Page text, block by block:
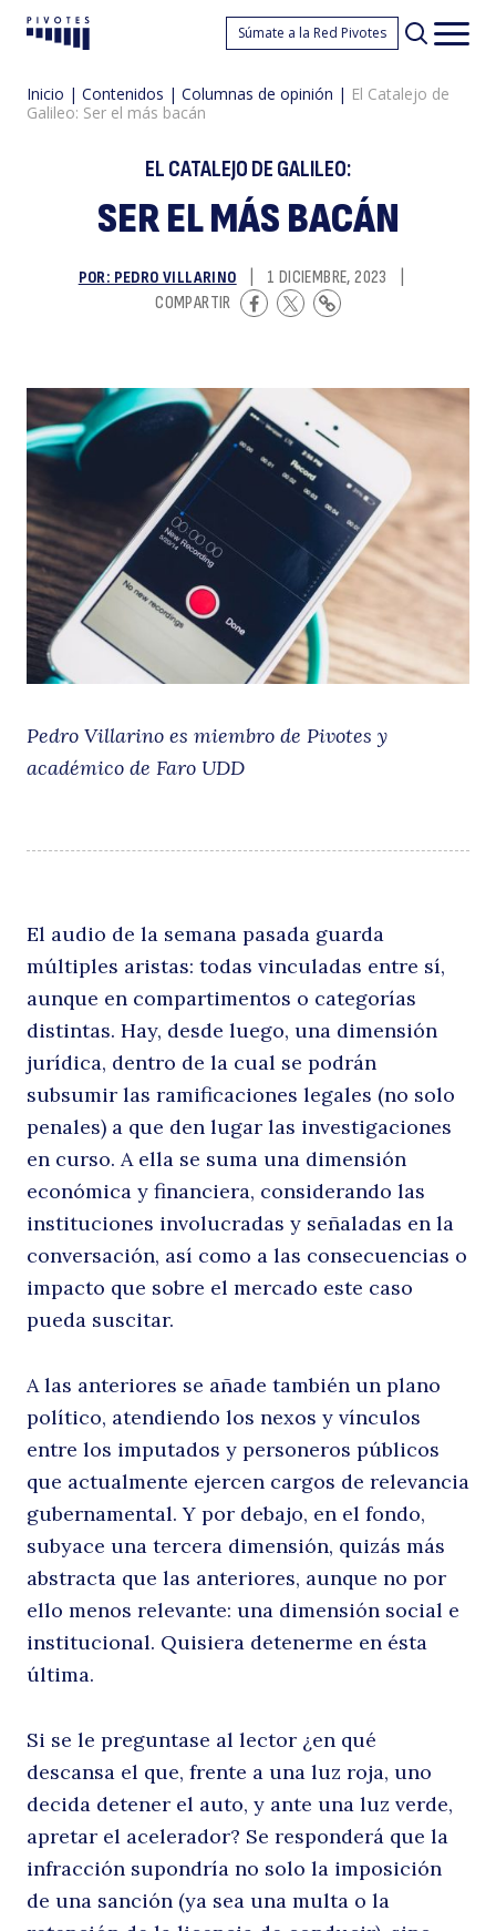
El
el
Pivotes Súmate a la Red Pivotes
Inicio | Contenidos | Columnas de opinión | El Catalejo de
Galileo: Ser el más bacán
EL CATALEJO DE GALILEO:
SER EL MÁS BACÁN
POR: PEDRO VILLARINO 1 DICIEMBRE, 2023
COMPARTIR
Pedro Villarino es miembro de Pivotes y
académico de Faro UDD
El audio de la semana pasada guarda
múltiples aristas: todas vinculadas entre sí,
aunque en compartimentos o categorías
distintas. Hay, desde luego, una dimensión
jurídica, dentro de la cual se podrán
subsumir las ramificaciones legales (no solo
penales) a que den lugar las investigaciones
en curso. A ella se suma una dimensión
económica y financiera, considerando las
instituciones involucradas y señaladas en la
conversación, así como a las consecuencias o
impacto que sobre el mercado este caso
pueda suscitar.
A las anteriores se añade también un plano
político, atendiendo los nexos y vínculos
entre los imputados y personeros públicos
que actualmente ejercen cargos de relevancia
gubernamental. Y por debajo, en el fondo,
subyace una tercera dimensión, quizás más
abstracta que las anteriores, aunque no por
ello menos relevante: una dimensión social e
institucional. Quisiera detenerme en ésta
última.
Si se le preguntase al lector ¿en qué
descansa el que, frente a una luz roja, uno
decida detener el auto, y ante una luz verde,
apretar el acelerador? Se responderá que la
infracción supondría no solo la imposición
de una sanción (ya sea una multa o la